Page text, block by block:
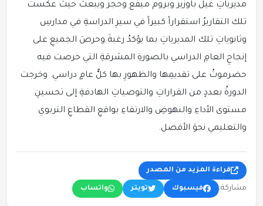
مديرياتِ غيل باوزير وبروم ميفع وحجر ويبعث حيثُ عكست
تلك التقاريرُ استقراراً كبيراً في سيرِ الدراسةِ في مدارسِ
وثانوياتِ تلك المديرياتِ بما يؤكدُ رغبةَ وحرصَ الجميعِ على
إنجاحِ العامِ الدراسي بالصورةِ المشرقةِ التي حرصت فيه
حضرموتُ على تقديمِها والظهورِ بها كلُّ عامٍ دراسي. وخرجت
الدورةُ بعددٍ من القراراتِ والتوصياتِ الهادفةِ إلى تحسينِ
مستوى الأداءِ والنهوضِ والارتقاءِ بواقعِ القطاعِ التربوي
والتعليمي نحوَ الأفضل.
قراءة المزيد من المصدر
مشاركة: فيسبوك تويتر واتساب